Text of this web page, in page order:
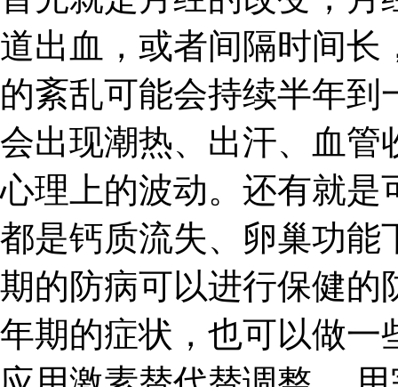
道出血，或者间隔时间长
的紊乱可能会持续半年
会出现潮热、出汗、血管
心理上的波动。还有就是
都是钙质流失、卵巢功能
期的防病可以进行保健的
年期的症状，也可以做一